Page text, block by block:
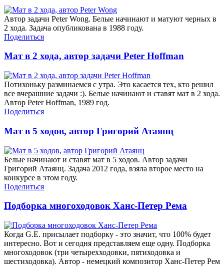
Автор задачи Peter Wong. Белые начинают и матуют черных в
2 хода. Задача опубликована в 1988 году.
Поделиться
Мат в 2 хода, автор задачи Peter Hoffman
Потихоньку разминаемся с утра. Это касается тех, кто решил
все вчерашние задачи :). Белые начинают и ставят мат в 2 хода.
Автор Peter Hoffman, 1989 год.
Поделиться
Мат в 5 ходов, автор Григорий Атаянц
Белые начинают и ставят мат в 5 ходов. Автор задачи
Григорий Атаянц. Задача 2012 года, взяла второе место на
конкурсе в этом году.
Поделиться
Подборка многоходовок Ханс-Петер Рема
Когда G.E. присылает подборку - это значит, что 100% будет
интересно. Вот и сегодня представляем еще одну. Подборка
многоходовок (три четырехходовки, пятиходовка и
шестиходовка). Автор - немецкий композитор Ханс-Петер Рем